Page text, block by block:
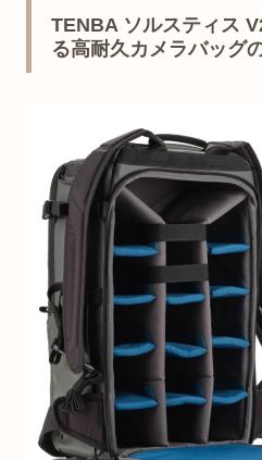
TENBA ソルスティス
る高耐久カメラバッグ